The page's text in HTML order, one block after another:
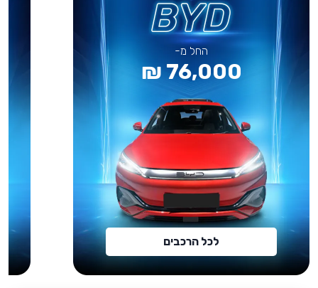
החל מ-
76,000 ₪
לכל הרכבים